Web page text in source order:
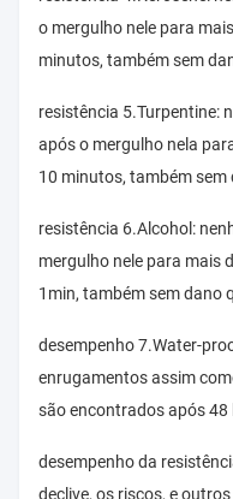
o mergulho nele para
minutos, também sem
resistência 5.Turpentine:
após o mergulho nela
10 minutos, também
resistência 6.Alcohol:
mergulho nele para mais
1min, também sem dano
desempenho 7.Water-
enrugamentos assim
são encontrados após
desempenho da
declive, os riscos, e